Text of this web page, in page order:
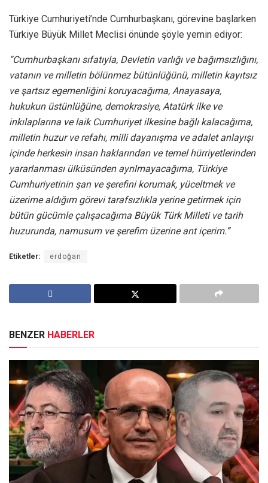
Türkiye Cumhuriyeti’nde Cumhurbaşkanı, görevine başlarken
Türkiye Büyük Millet Meclisi önünde şöyle yemin ediyor:
“Cumhurbaşkanı sıfatıyla, Devletin varlığı ve bağımsızlığını,
vatanın ve milletin bölünmez bütünlüğünü, milletin kayıtsız
ve şartsız egemenliğini koruyacağıma, Anayasaya,
hukukun üstünlüğüne, demokrasiye, Atatürk ilke ve
inkılaplarına ve laik Cumhuriyet ilkesine bağlı kalacağıma,
milletin huzur ve refahı, milli dayanışma ve adalet anlayışı
içinde herkesin insan haklarından ve temel hürriyetlerinden
yararlanması ülküsünden ayrılmayacağıma, Türkiye
Cumhuriyetinin şan ve şerefini korumak, yüceltmek ve
üzerime aldığım görevi tarafsızlıkla yerine getirmek için
bütün gücümle çalışacağıma Büyük Türk Milleti ve tarih
huzurunda, namusum ve şerefim üzerine ant içerim.”
Etiketler: erdoğan
BENZER HABERLER